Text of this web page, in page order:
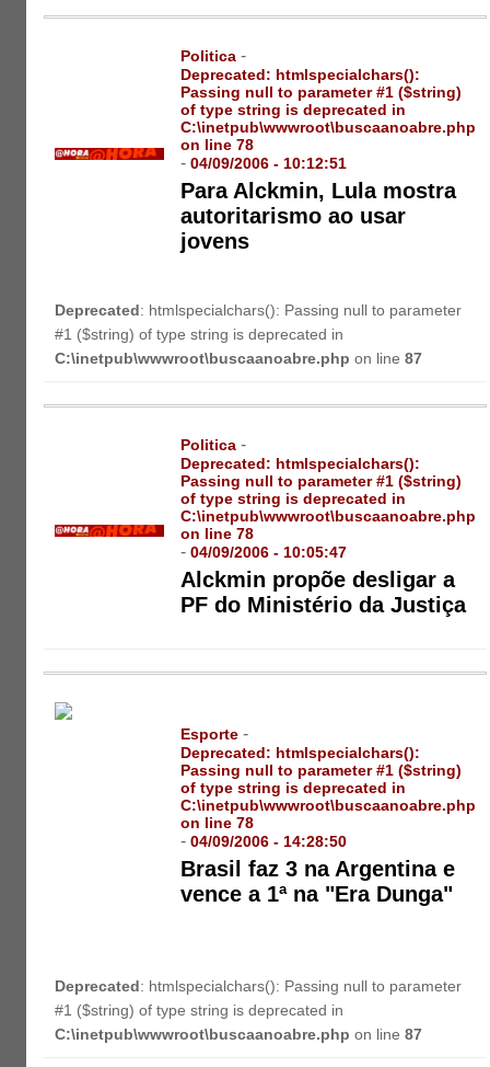
Politica -
Deprecated: htmlspecialchars():
Passing null to parameter #1 ($string)
of type string is deprecated in
C:\inetpub\wwwroot\buscaanoabre.php
on line78
-04/09/2006 - 10:12:51
Para Alckmin, Lula mostra
autoritarismo ao usar
jovens
Deprecated: htmlspecialchars(): Passing null to parameter
#1 ($string) of type string is deprecated in
C:\inetpub\wwwroot\buscaanoabre.php on line87
Politica -
Deprecated: htmlspecialchars():
Passing null to parameter #1 ($string)
of type string is deprecated in
C:\inetpub\wwwroot\buscaanoabre.php
on line78
-04/09/2006 - 10:05:47
Alckmin propõe desligar a
PF do Ministério da Justiça
Esporte -
Deprecated: htmlspecialchars():
Passing null to parameter #1 ($string)
of type string is deprecated in
C:\inetpub\wwwroot\buscaanoabre.php
on line78
-04/09/2006 - 14:28:50
Brasil faz 3 na Argentina e
vence a 1ª na "Era Dunga"
Deprecated: htmlspecialchars(): Passing null to parameter
#1 ($string) of type string is deprecated in
C:\inetpub\wwwroot\buscaanoabre.php on line87